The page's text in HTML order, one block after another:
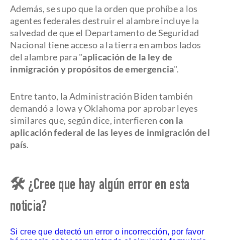
Además, se supo que la orden que prohíbe a los
agentes federales destruir el alambre incluye la
salvedad de que el Departamento de Seguridad
Nacional tiene acceso a la tierra en ambos lados
del alambre para "aplicación de la ley de
inmigración y propósitos de emergencia".
Entre tanto, la Administración Biden también
demandó a Iowa y Oklahoma por aprobar leyes
similares que, según dice, interfieren con la
aplicación federal de las leyes de inmigración del
país.
🛠 ¿Cree que hay algún error en esta
noticia?
Si cree que detectó un error o incorrección, por favor